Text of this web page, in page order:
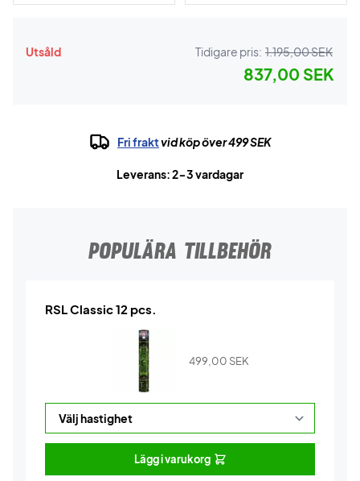
Utsåld Tidigare pris: 1.195,00 SEK
837,00 SEK
Fri fraktvid köp över 499 SEK
Leverans: 2-3 vardagar
POPULÄRA TILLBEHÖR
RSL Classic 12 pcs.
499,00 SEK
Lägg i varukorg